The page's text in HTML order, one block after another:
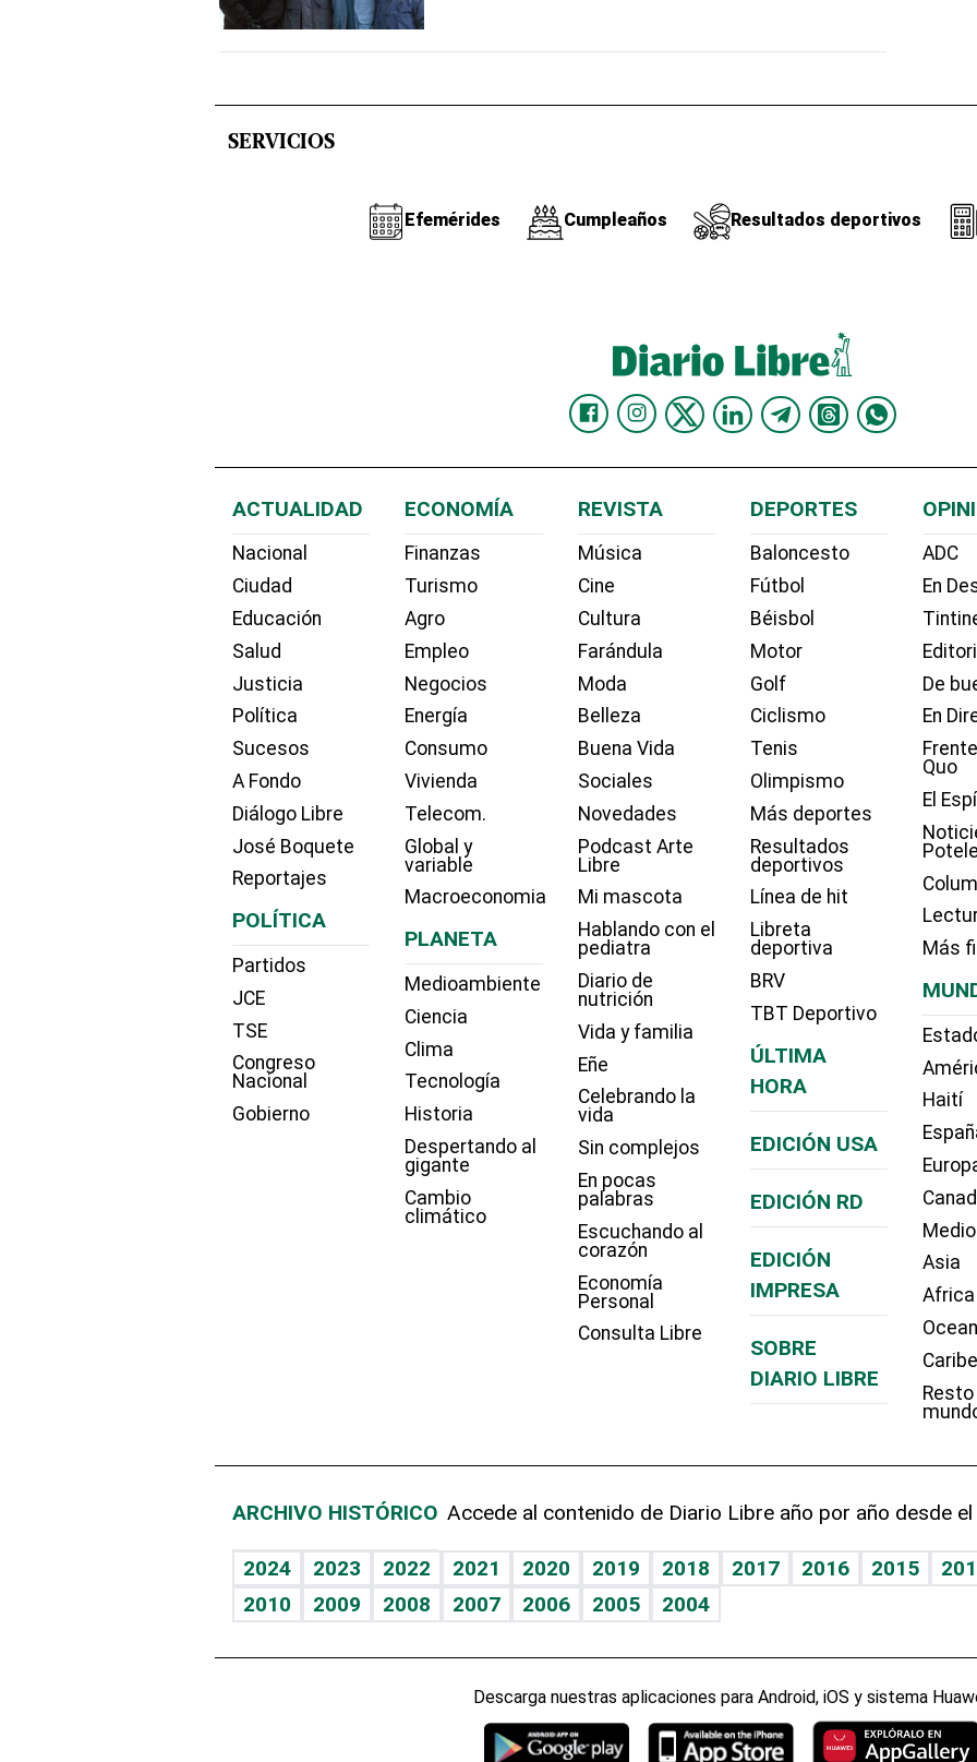
SERVICIOS
Efemérides Cumpleaños Resultados deportivos
ACTUALIDAD
Nacional
Ciudad
Educación
Salud
Justicia
Política
Sucesos
A Fondo
Diálogo Libre
José Boquete
Reportajes
POLÍTICA
Partidos
JCE
TSE
Congreso
Nacional
Gobierno
ECONOMÍA
Finanzas
Turismo
Agro
Empleo
Negocios
Energía
Consumo
Vivienda
Telecom.
Global y
variable
Macroeconomia
PLANETA
Medioambiente
Ciencia
Clima
Tecnología
Historia
Despertando al
gigante
Cambio
climático
REVISTA
Música
Cine
Cultura
Farándula
Moda
Belleza
Buena Vida
Sociales
Novedades
Podcast Arte
Libre
Mi mascota
Hablando con el
pediatra
Diario de
nutrición
Vida y familia
Eñe
Celebrando la
vida
Sin complejos
En pocas
palabras
Escuchando al
corazón
Economía
Personal
Consulta Libre
DEPORTES
Baloncesto
Fútbol
Béisbol
Motor
Golf
Ciclismo
Tenis
Olimpismo
Más deportes
Resultados
deportivos
Línea de hit
Libreta
deportiva
BRV
TBT Deportivo
ÚLTIMA
HORA
EDICIÓN USA
EDICIÓN RD
EDICIÓN
IMPRESA
SOBRE
DIARIO LIBRE
ADC
En
De
En
Quo
El
Más
Haití
Asia
Africa
Caribe
Resto
ARCHIVO HISTÓRICO Accede al contenido de Diario Libre año por año desde
2024 2023 2022 2021 2020 2019 2018 2017 2016 2015
2010
2009 2008 2007 2006 2005 2004
Descarga nuestras aplicaciones para Android, iOS y sistema